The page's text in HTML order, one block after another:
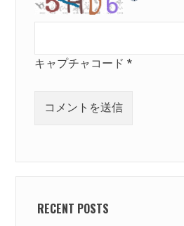
キャプチャコード *
RECENT POSTS